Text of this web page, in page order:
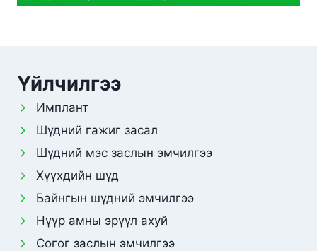
Үйлчилгээ
Имплант
Шүдний гажиг засал
Шүдний мэс заслын эмчилгээ
Хүүхдийн шүд
Байнгын шүдний эмчилгээ
Нүүр амны эрүүл ахуй
Согог заслын эмчилгээ